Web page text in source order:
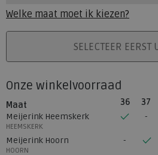
Welke maat moet ik kiezen?
PLAATS IN WINKELMAND
SELECTEER EERST
Onze winkelvoorraad
Maat 36 37
Meijerink Heemskerk
HEEMSKERK
Meijerink Hoorn
HOORN